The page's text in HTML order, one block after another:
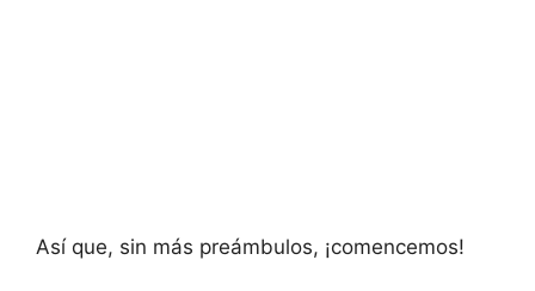
Así que, sin más preámbulos, ¡comencemos!